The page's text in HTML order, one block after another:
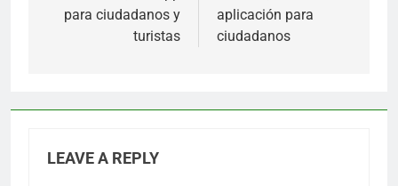
para ciudadanos y
turistas
aplicación para
ciudadanos
LEAVE A REPLY